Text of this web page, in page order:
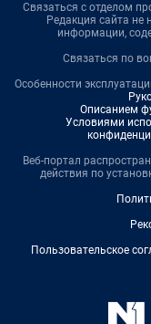
Связаться с отделом
Редакция сайта не
информации,
Связаться по
Особенности
Описанием
Условиями
Веб-портал
действия по
Пользовательское